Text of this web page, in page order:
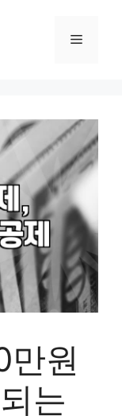
메
만원
는